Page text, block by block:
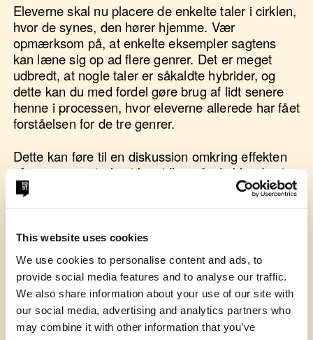
This website uses cookies
We use cookies to personalise content and ads, to
provide social media features and to analyse our traffic.
We also share information about your use of our site with
our social media, advertising and analytics partners who
may combine it with other information that you’ve
Eleverne skal nu placere de enkelte taler i cirklen,
hvor de synes, den hører hjemme. Vær
opmærksom på, at enkelte eksempler sagtens
kan læne sig op ad flere genrer. Det er meget
udbredt, at nogle taler er såkaldte hybrider, og
dette kan du med fordel gøre brug af lidt senere
henne i processen, hvor eleverne allerede har fået
forståelsen for de tre genrer.
Dette kan føre til en diskussion omkring effekten
af genrers centrale virkemidler, når de blandes i
en tale.
hvorfor f.eks. politikernes nytårstale, der førhen
var pure epideiktiske, nu er gået hen og blevet
langt mere deliberative, og om eleverne kan
komme på flere eksempler, hvor talegenrerne
rager ind over hinanden.